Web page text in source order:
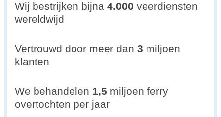
Wij bestrijken bijna 4.000 veerdiensten
wereldwijd
Vertrouwd door meer dan 3 miljoen
klanten
We behandelen 1,5 miljoen ferry
overtochten per jaar